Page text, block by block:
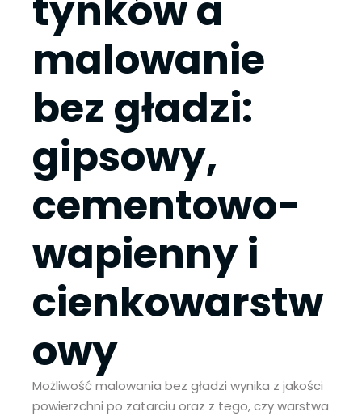
malowanie
bez gładzi:
gipsowy,
cementowo-
wapienny i
cienkowarstw
owy
Możliwość malowania bez gładzi wynika z jakości
powierzchni po zatarciu oraz z tego, czy warstwa